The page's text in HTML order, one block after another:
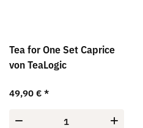
Tea for One Set Caprice
von TeaLogic
49,90 € *